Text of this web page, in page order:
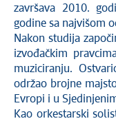
završava 2010.
godine sa najvišom
Nakon studija
izvođačkim
muziciranju.
održao brojne
Evropi i u
Kao orkestarski